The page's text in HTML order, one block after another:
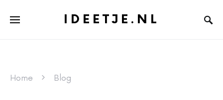
IDEETJE.NL
Home Blog